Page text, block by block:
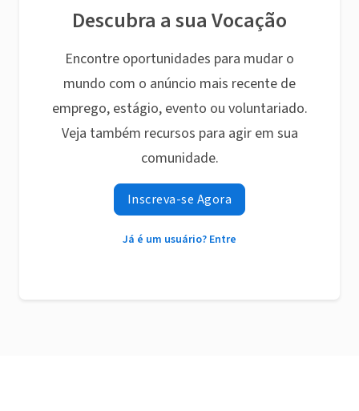
Descubra a sua Vocação
Encontre oportunidades para mudar o
mundo com o anúncio mais recente de
emprego, estágio, evento ou voluntariado.
Veja também recursos para agir em sua
comunidade.
Inscreva-se Agora
Já é um usuário? Entre